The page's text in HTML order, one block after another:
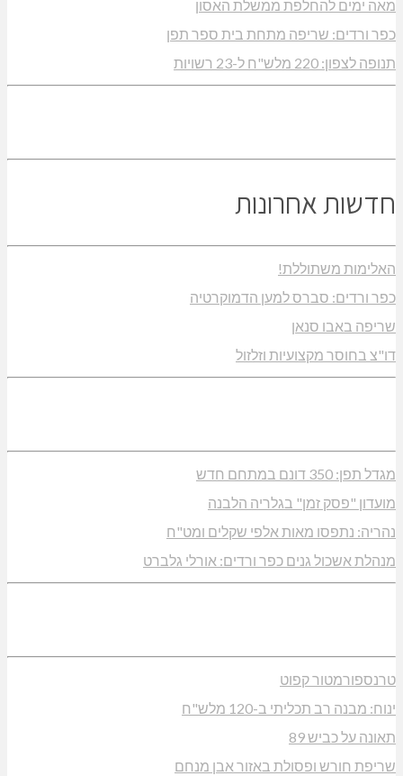
מאה ימים להחלפת ממשלת האסון
כפר ורדים: שריפה מתחת בית ספר תפן
תנופה לצפון: 220 מלש"ח ל-23 רשויות
חדשות אחרונות
האלימות משתוללת!
כפר ורדים: סברס למען הדמוקרטיה
שריפה באבו סנאן
דו"צ בחוסר מקצועיות וזלזול
מגדל תפן: 350 דונם במתחם חדש
מועדון "פסק זמן" בגלריה הלבנה
נהריה: נתפסו מאות אלפי שקלים ומט"ח
מנהלת אשכול גנים כפר ורדים: אורלי גלברט
טרנספורמטור קפוט
ינוח: מבנה רב תכליתי ב-120 מלש"ח
תאונה על כביש 89
שריפת חורש ופסולת באזור אבן מנחם